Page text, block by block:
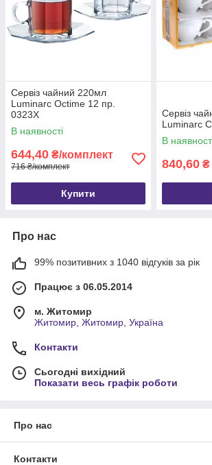
Сервіз чайний 220мл
Luminarc Octime 12 пр.
0323Х
В наявності
644,40 ₴/комплект
716 ₴/комплект
Купити
Сервіз
Luminarc
В
840,60 ₴
Про нас
99% позитивних з 1040 відгуків за рік
Працює з 06.05.2014
м. Житомир
Житомир, Житомир, Україна
Контакти
Сьогодні вихідний
Показати весь графік роботи
Про нас
Контакти